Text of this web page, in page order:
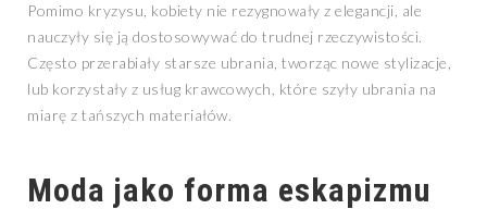
Pomimo kryzysu, kobiety nie rezygnowały z elegancji, ale
nauczyły się ją dostosowywać do trudnej rzeczywistości.
Często przerabiały starsze ubrania, tworząc nowe stylizacje,
lub korzystały z usług krawcowych, które szyły ubrania na
miarę z tańszych materiałów.
Moda jako forma eskapizmu